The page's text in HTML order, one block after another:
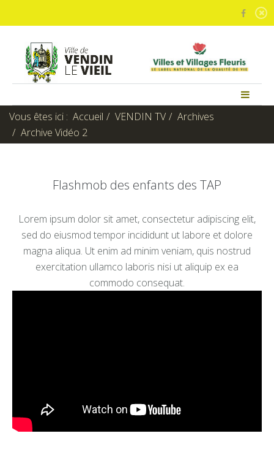
Vous êtes ici : Accueil VENDIN TV
Archives
Archive Vidéo 2
Flashmob des enfants des TAP
Lorem ipsum dolor sit amet, consectetur adipiscing elit,
sed do eiusmod tempor incididunt ut labore et dolore
magna aliqua. Ut enim ad minim veniam, quis nostrud
exercitation ullamco laboris nisi ut aliquip ex ea
commodo consequat.